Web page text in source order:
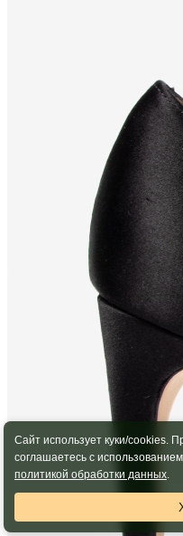
Сайт использует куки/cookies.
соглашаетесь с
политикой обработки данных.